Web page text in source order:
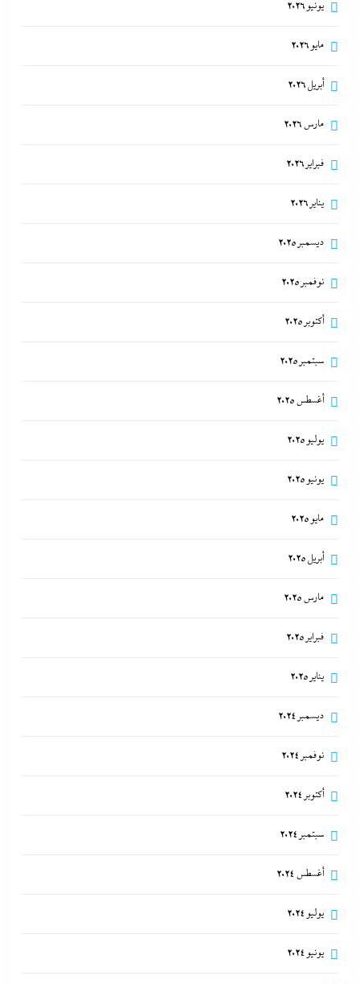
يونيو 2026
مايو 2026
أبريل 2026
مارس 2026
فبراير 2026
يناير 2026
ديسمبر 2025
نوفمبر 2025
أكتوبر 2025
سبتمبر 2025
أغسطس 2025
يوليو 2025
يونيو 2025
مايو 2025
أبريل 2025
مارس 2025
فبراير 2025
يناير 2025
ديسمبر 2024
نوفمبر 2024
أكتوبر 2024
سبتمبر 2024
أغسطس 2024
يوليو 2024
يونيو 2024